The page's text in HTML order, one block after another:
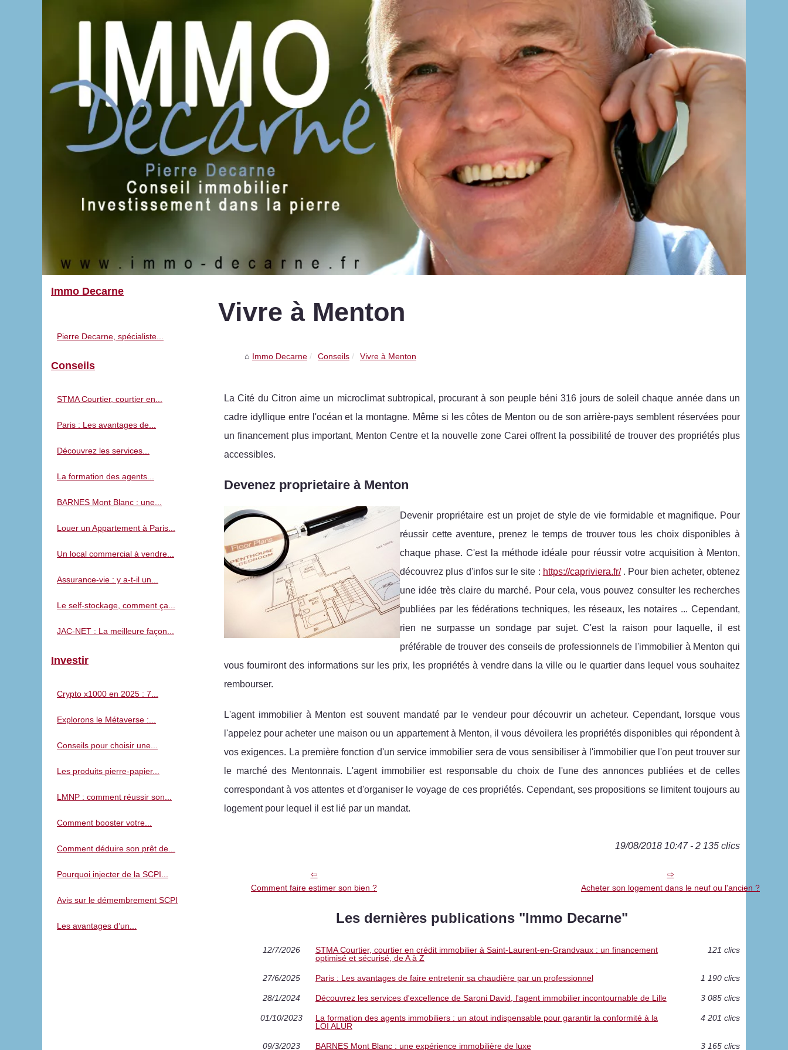
Vivre à Menton
Immo Decarne Conseils Vivre à Menton
La Cité du Citron aime un microclimat subtropical, procurant à son peuple béni 316 jours de soleil chaque année dans un
cadre idyllique entre l'océan et la montagne. Même si les côtes de Menton ou de son arrière-pays semblent réservées pour
un financement plus important, Menton Centre et la nouvelle zone Carei offrent la possibilité de trouver des propriétés plus
accessibles.
Devenez proprietaire à Menton
Devenir propriétaire est un projet de style de vie formidable et magnifique. Pour
réussir cette aventure, prenez le temps de trouver tous les choix disponibles à
chaque phase. C'est la méthode idéale pour réussir votre acquisition à Menton,
découvrez plus d'infos sur le site : https://capriviera.fr/. Pour bien acheter, obtenez
une idée très claire du marché. Pour cela, vous pouvez consulter les recherches
publiées par les fédérations techniques, les réseaux, les notaires ... Cependant,
rien ne surpasse un sondage par sujet. C'est la raison pour laquelle, il est
préférable de trouver des conseils de professionnels de l'immobilier à Menton qui
vous fourniront des informations sur les prix, les propriétés à vendre dans la ville ou le quartier dans lequel vous souhaitez
rembourser.
L'agent immobilier à Menton est souvent mandaté par le vendeur pour découvrir un acheteur. Cependant, lorsque vous
l'appelez pour acheter une maison ou un appartement à Menton, il vous dévoilera les propriétés disponibles qui répondent à
vos exigences. La première fonction d'un service immobilier sera de vous sensibiliser à l'immobilier que l'on peut trouver sur
le marché des Mentonnais. L'agent immobilier est responsable du choix de l'une des annonces publiées et de celles
correspondant à vos attentes et d'organiser le voyage de ces propriétés. Cependant, ses propositions se limitent toujours au
logement pour lequel il est lié par un mandat.
19/08/2018 10:47 - 2 135 clics
Comment faire estimer son bien ? Acheter son logement dans le neuf ou l'ancien ?
Les dernières publications "Immo Decarne"
12/7/2026
STMA Courtier, courtier en crédit immobilier à Saint-Laurent-en-Grandvaux : un financement
optimisé et sécurisé, de A à Z
121 clics
27/6/2025 Paris : Les avantages de faire entretenir sa chaudière par un professionnel 1 190 clics
28/1/2024 Découvrez les services d'excellence de Saroni David, l'agent immobilier incontournable de Lille 3 085 clics
01/10/2023
La formation des agents immobiliers : un atout indispensable pour garantir la conformité à la
LOI ALUR
4 201 clics
09/3/2023 BARNES Mont Blanc : une expérience immobilière de luxe 3 165 clics
Immo Decarne
Pierre Decarne, spécialiste...
Conseils
STMA Courtier, courtier en...
Paris : Les avantages de...
Découvrez les services...
La formation des agents...
BARNES Mont Blanc : une...
Louer un Appartement à Paris...
Un local commercial à vendre...
Assurance-vie : y a-t-il un...
Le self-stockage, comment ça...
JAC-NET : La meilleure façon...
Investir
Crypto x1000 en 2025 : 7...
Explorons le Métaverse :...
Conseils pour choisir une...
Les produits pierre-papier...
LMNP : comment réussir son...
Comment booster votre...
Comment déduire son prêt de...
Pourquoi injecter de la SCPI...
Avis sur le démembrement SCPI
Les avantages d’un...